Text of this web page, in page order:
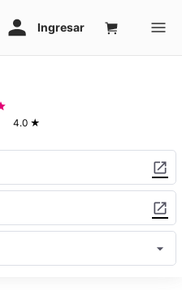
4.0 ★
open_in_new
open_in_new
arrow_drop_down